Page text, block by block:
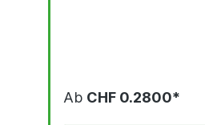
Ab CHF 0.2800*